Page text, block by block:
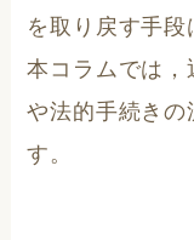
を取り戻す手段
本コラムでは
や法的手続きの
す。